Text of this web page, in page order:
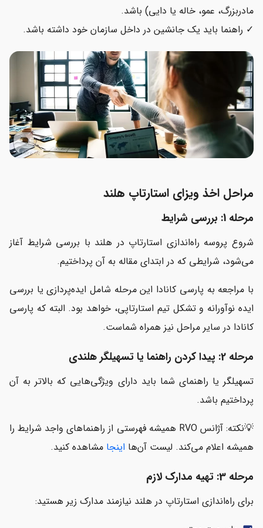
مادربزرگ، عمو، خاله یا دایی) باشد.
✓ راهنما باید یک جانشین در داخل سازمان خود داشته باشد.
مراحل اخذ ویزای استارتاپ هلند
مرحله 1: بررسی شرایط
شروع پروسه راه‌اندازی استارتاپ در هلند با بررسی شرایط آغاز
می‌شود، شرایطی که در ابتدای مقاله به آن پرداختیم.
با مراجعه به پارسی کانادا این مرحله شامل ایده‌پردازی یا بررسی
ایده نوآورانه و تشکل تیم استارتاپی، خواهد بود. البته که پارسی
کانادا در سایر مراحل نیز همراه شماست.
مرحله 2: پیدا کردن راهنما یا تسهیلگر هلندی
تسهیلگر یا راهنمای شما باید دارای ویژگی‌هایی که بالاتر به آن
پرداختیم باشد.
💡نکته: آژانس RVO همیشه فهرستی از راهنماهای واجد شرایط را
همیشه اعلام می‌کند. لیست آن‌ها اینجا مشاهده کنید.
مرحله 3: تهیه مدارک لازم
برای راه‌اندازی استارتاپ در هلند نیازمند مدارک زیر هستید: